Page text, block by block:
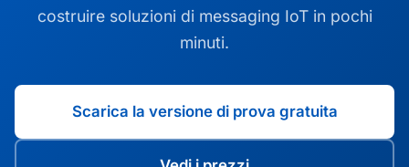
costruire soluzioni di messaging IoT in pochi
minuti.
Scarica la versione di prova gratuita